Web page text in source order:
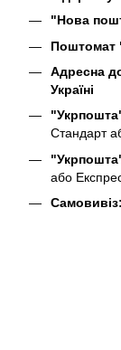
"Нова
Поштомат
Адресна
Україні
"Укрпошта"
Стандарт
або
Самовивіз: